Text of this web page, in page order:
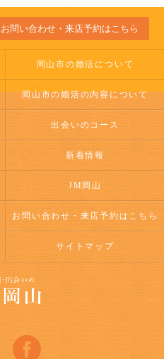
お問い合わせ・来店予約はこちら
岡山市の婚活について
岡山市の婚活の内容について
出会いのコース
新着情報
JM岡山
お問い合わせ・来店予約はこちら
サイトマップ